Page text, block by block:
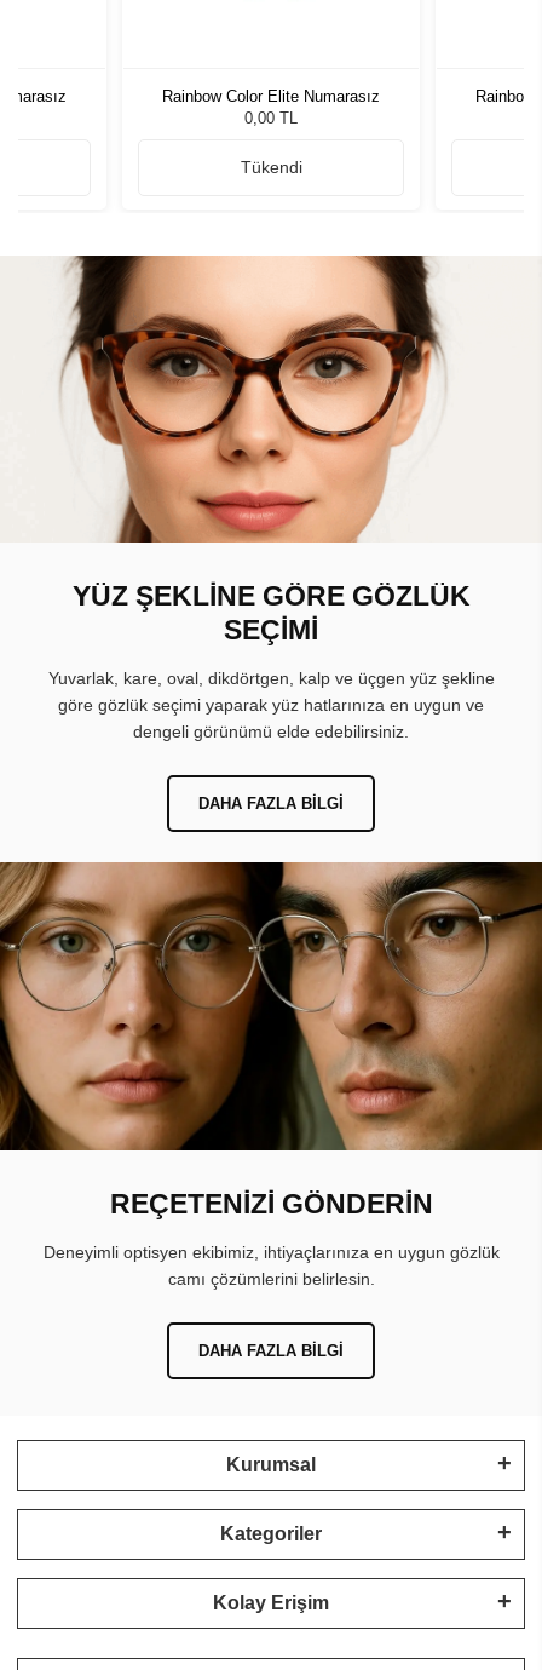
Rainbow Color Elite Numarasız
0,00 TL
Tükendi
Rainbow
YÜZ ŞEKLİNE GÖRE GÖZLÜK
SEÇİMİ
Yuvarlak, kare, oval, dikdörtgen, kalp ve üçgen yüz şekline
göre gözlük seçimi yaparak yüz hatlarınıza en uygun ve
dengeli görünümü elde edebilirsiniz.
DAHA FAZLA BILGI
REÇETENİZİ GÖNDERİN
Deneyimli optisyen ekibimiz, ihtiyaçlarınıza en uygun gözlük
camı çözümlerini belirlesin.
DAHA FAZLA BILGI
Kurumsal
Kategoriler
Kolay Erişim